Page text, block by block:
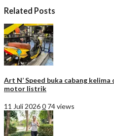
Related Posts
Art N’ Speed buka cabang
motor listrik
11 Juli 20260 74 views